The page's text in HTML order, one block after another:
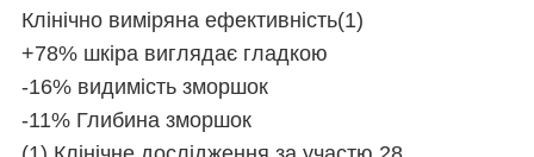
Клінічно виміряна ефективність(1)
+78% шкіра виглядає гладкою
-16% видимість зморшок
-11% Глибина зморшок